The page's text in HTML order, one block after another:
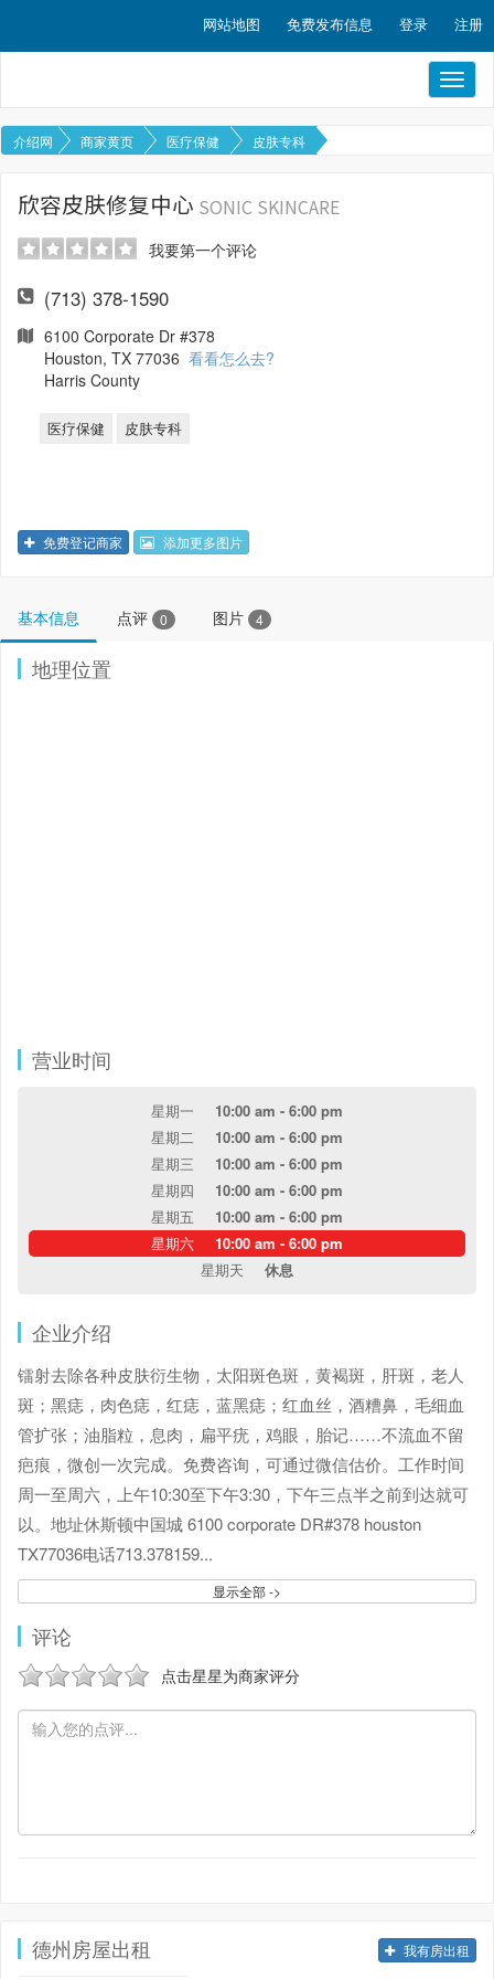
网站地图 免费发布信息 登录 注册
介绍网 商家黄页 医疗保健 皮肤专科
欣容皮肤修复中心 SONIC SKINCARE
我要第一个评论
(713) 378-1590
6100 Corporate Dr #378
Houston, TX 77036 看看怎么去?
Harris County
医疗保健 皮肤专科
免费登记商家 添加更多图片
基本信息 点评 0 图片 4
地理位置
营业时间
星期一
10:00 am - 6:00 pm
星期二
10:00 am - 6:00 pm
星期三
10:00 am - 6:00 pm
星期四
10:00 am - 6:00 pm
星期五
10:00 am - 6:00 pm
星期六
10:00 am - 6:00 pm
星期天
休息
企业介绍
镭射去除各种皮肤衍生物，太阳斑色斑，黄褐斑，肝斑，老人
斑；黑痣，肉色痣，红痣，蓝黑痣；红血丝，酒糟鼻，毛细血
管扩张；油脂粒，息肉，扁平疣，鸡眼，胎记……不流血不留
疤痕，微创一次完成。免费咨询，可通过微信估价。工作时间
周一至周六，上午10:30至下午3:30，下午三点半之前到达就可
以。地址休斯顿中国城 6100 corporate DR#378 houston
TX77036电话713.378159...
显示全部 ->
评论
点击星星为商家评分
德州房屋出租 我有房出租